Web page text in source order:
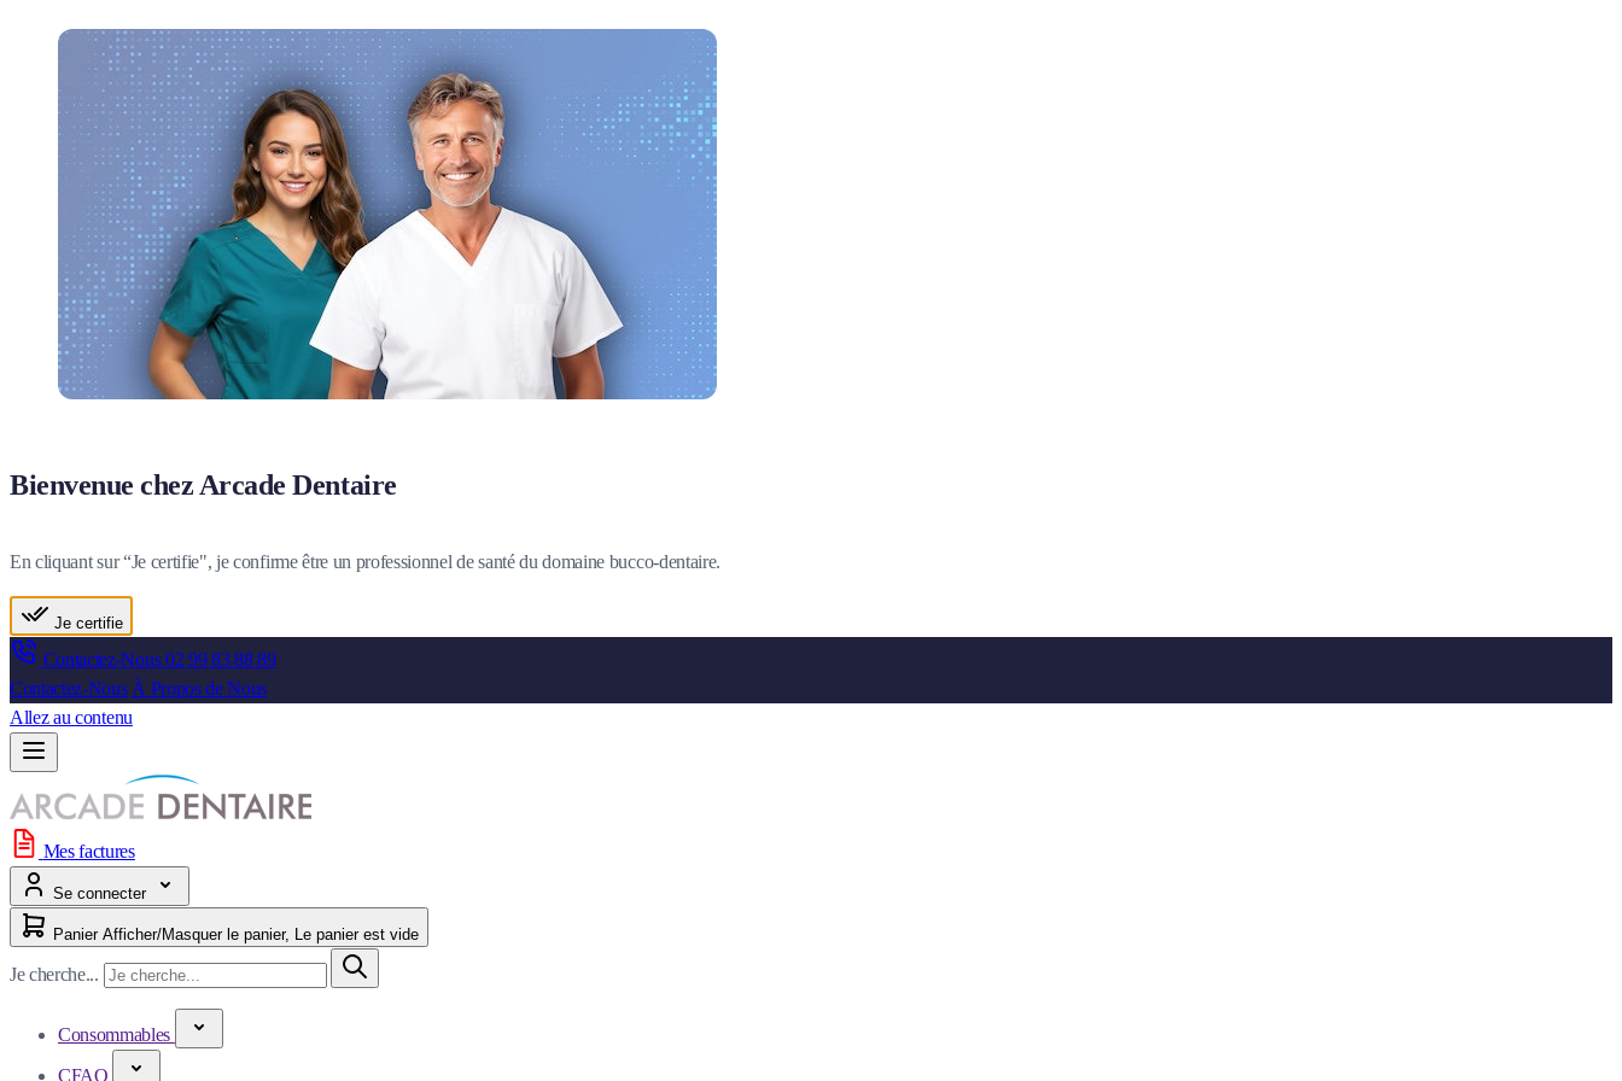
Bienvenue chez Arcade Dentaire
En cliquant sur “Je certifie", je confirme être un professionnel de santé du domaine bucco-dentaire.
Je certifie
Contactez-Nous02 99 83 88 89
Contactez-Nous À Propos de Nous
Allez au contenu
Mes factures
Se connecter
Panier Afficher/Masquer le panier, Le panier est vide
Je cherche...
Consommables
CFAO